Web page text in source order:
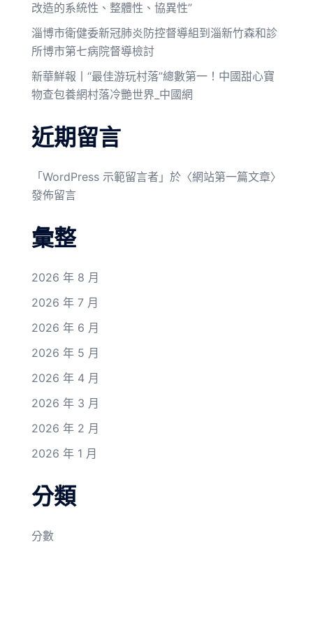
改造的系統性、整體性、協異性”
淄博市衛健委新冠肺炎防控督導組到淄新竹森和診
所博市第七病院督導檢討
新華鮮報丨“最佳游玩村落”總數第一！中國甜心寶
物查包養網村落冷艷世界_中國網
近期留言
「 WordPress 示範留言者 」於〈網站第一篇文章〉
發佈留言
彙整
2026 年 8 月
2026 年 7 月
2026 年 6 月
2026 年 5 月
2026 年 4 月
2026 年 3 月
2026 年 2 月
2026 年 1 月
分類
分數